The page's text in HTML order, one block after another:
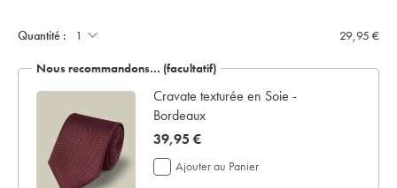
bordeaux/TIP0325BGD.html?
Actions
cart
options
Quantité : 29,95 €
Nous recommandons… (facultatif)
Cravate texturée en Soie -
Bordeaux
now
39,95
€
39,95 €
Ajouter au Panier